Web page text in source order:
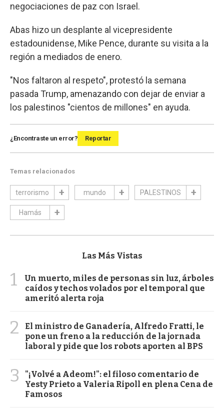
negociaciones de paz con Israel.
Abas hizo un desplante al vicepresidente
estadounidense, Mike Pence, durante su visita a la
región a mediados de enero.
"Nos faltaron al respeto", protestó la semana
pasada Trump, amenazando con dejar de enviar a
los palestinos "cientos de millones" en ayuda.
¿Encontraste un error? Reportar
Temas relacionados
terrorismo mundo PALESTINOS
Hamás
Las Más Vistas
1
Un muerto, miles de personas sin luz, árboles
caídos y techos volados por el temporal que
ameritó alerta roja
2
El ministro de Ganadería, Alfredo Fratti, le
pone un freno a la reducción de la jornada
laboral y pide que los robots aporten al BPS
3
"¡Volvé a Adeom!": el filoso comentario de
Yesty Prieto a Valeria Ripoll en plena Cena de
Famosos